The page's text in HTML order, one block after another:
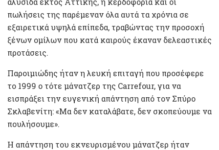
πωλήσεις της παρέμεναν όλα αυτά τα χρόνια σε
εξαιρετικά υψηλά επίπεδα, τραβώντας την προσοχή
ξένων ομίλων που κατά καιρούς έκαναν δελεαστικές
προτάσεις.
Παροιμιώδης ήταν η λευκή επιταγή που προσέφερε
το 1999 ο τότε μάνατζερ της Carrefour, για να
εισπράξει την ευγενική απάντηση από τον Σπύρο
Σκλαβενίτη: «Μα δεν καταλάβατε, δεν σκοπεύουμε να
πουλήσουμε».
Η απάντηση του εκνευρισμένου μάνατζερ ήταν